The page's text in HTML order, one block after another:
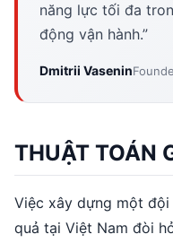
năng lực tối đa
động vận hành.”
Dmitrii Vasenin
THUẬT TOÁN
Việc xây dựng một
quả tại Việt Nam đòi